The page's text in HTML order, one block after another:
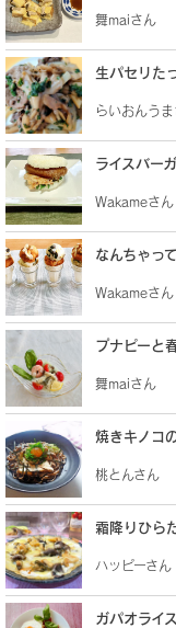
舞maiさん
生パセリた
らいおんう
ライスバー
Wakameさん
なんちゃっ
Wakameさん
プナピーと
舞maiさん
焼きキノコ
桃とんさん
霜降りひら
ハッピーさん
ガパオライス